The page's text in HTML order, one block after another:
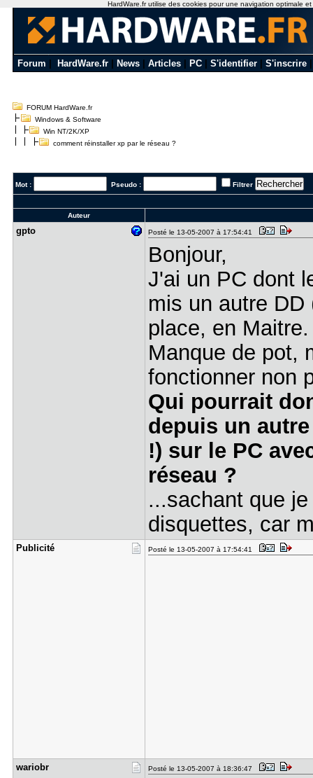
Forum HardWare.fr News Articles PC S'identifier S'inscrire
FORUM HardWare.fr
Windows & Software
Win NT/2K/XP
comment réinstaller xp par le réseau ?
Mot : Pseudo : Filtrer
Auteur
gpto Posté le 13-05-2007 à 17:54:41
Bonjour,
J'ai un PC dont
mis un autre
place, en Maitre.
Manque de pot,
fonctionner non
Qui pourrait
depuis un
!) sur le PC
réseau ?
...sachant que
disquettes, car
Publicité Posté le 13-05-2007 à 17:54:41
wariobr Posté le 13-05-2007 à 18:36:47
HardWare.fr utilise des cookies pour une navigation optimale